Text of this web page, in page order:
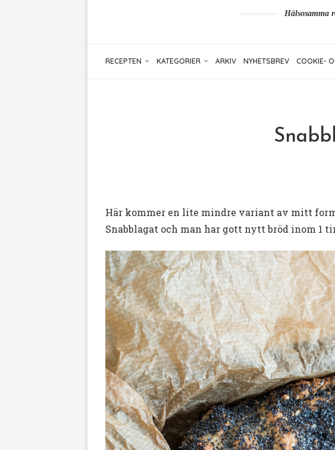
Hälsosamma
RECEPTEN KATEGORIER ARKIV NYHETSBREV COOKIE-
Här kommer en lite mindre variant av mitt
Snabblagat och man har gott nytt bröd inom